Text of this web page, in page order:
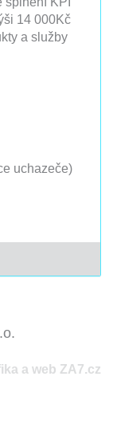
14 000Kč
a služby
uchazeče)
a web ZA7.cz